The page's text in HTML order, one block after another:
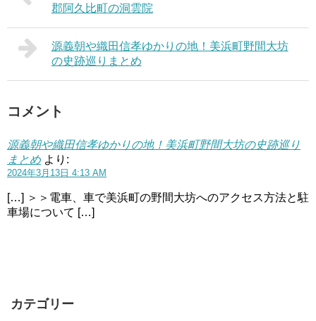
郡阿久比町の洞雲院
源義朝や織田信孝ゆかりの地！美浜町野間大坊
の史跡巡りまとめ
コメント
源義朝や織田信孝ゆかりの地！美浜町野間大坊の史跡巡り
まとめ より:
2024年3月13日 4:13 AM
[…] ＞＞電車、車で美浜町の野間大坊へのアクセス方法と駐
車場について […]
カテゴリー